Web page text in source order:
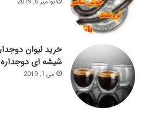
نوامبر 6, 2019
شیشه ای دوجداره
می 1, 2019